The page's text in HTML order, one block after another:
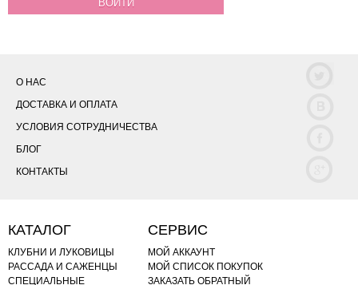
ВОЙТИ
О НАС
ДОСТАВКА И ОПЛАТА
УСЛОВИЯ СОТРУДНИЧЕСТВА
БЛОГ
КОНТАКТЫ
КАТАЛОГ
КЛУБНИ И ЛУКОВИЦЫ
РАССАДА И САЖЕНЦЫ
СПЕЦИАЛЬНЫЕ
СЕРВИС
МОЙ АККАУНТ
МОЙ СПИСОК ПОКУПОК
ЗАКАЗАТЬ ОБРАТНЫЙ